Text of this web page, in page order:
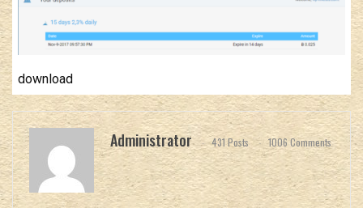
download
Administrator 431 Posts 1006 Comments